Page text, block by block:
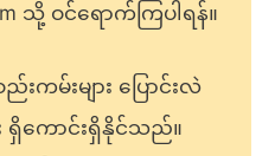
သို့ ဝင်ရောက်ကြပါရန်။
ကမ်းများ ပြောင်းလဲ
င်း ရှိကောင်းရှိနိုင်သည်။